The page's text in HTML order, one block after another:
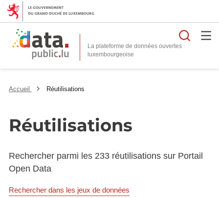
La plateforme de données ouvertes
Accueil Réutilisations
Réutilisations
Rechercher parmi les 233 réutilisations sur Portail
Open Data
Rechercher dans les jeux de données